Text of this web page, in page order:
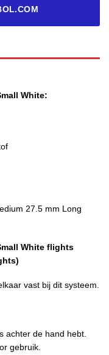
White:
27.5 mm Long
White flights
vast bij dit systeem.
achter de hand hebt.
gebruik.